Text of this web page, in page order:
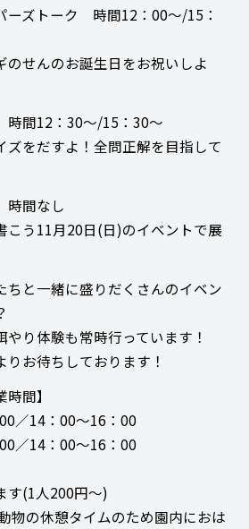
ーズトーク 時間12：00～/15：
のせんのお誕生日をお祝いしよ
間12：30～/15：30～
ズをだすよ！全問正解を目指して
間なし
こう11月20日(日)のイベントで展
ちと一緒に盛りだくさんのイベン
り体験も常時行っています！
お待ちしております！
間】
／14：00～16：00
／14：00～16：00
す(1人200円～)
物の休憩タイムのため園内におは